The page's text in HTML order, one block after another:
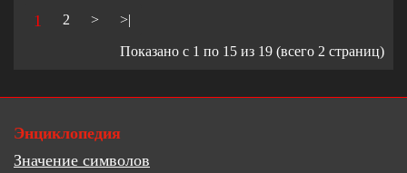
1 2 > >|
Показано с 1 по 15 из 19 (всего 2 страниц)
Энциклопедия
Значение символов